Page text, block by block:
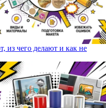
из чего делают и как не